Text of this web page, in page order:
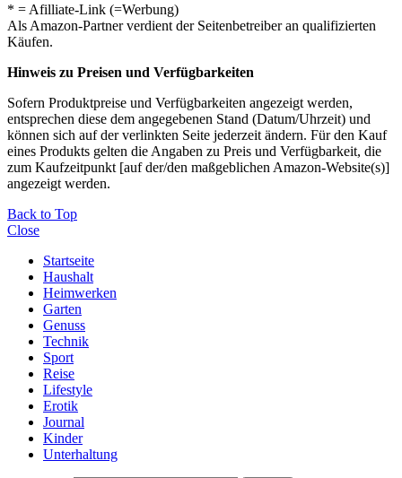
* = Afilliate-Link (=Werbung)
Als Amazon-Partner verdient der Seitenbetreiber an qualifizierten
Käufen.
Hinweis zu Preisen und Verfügbarkeiten
Sofern Produktpreise und Verfügbarkeiten angezeigt werden,
entsprechen diese dem angegebenen Stand (Datum/Uhrzeit) und
können sich auf der verlinkten Seite jederzeit ändern. Für den Kauf
eines Produkts gelten die Angaben zu Preis und Verfügbarkeit, die
zum Kaufzeitpunkt [auf der/den maßgeblichen Amazon-Website(s)]
angezeigt werden.
Back to Top
Close
Startseite
Haushalt
Heimwerken
Garten
Genuss
Technik
Sport
Reise
Lifestyle
Erotik
Journal
Kinder
Unterhaltung